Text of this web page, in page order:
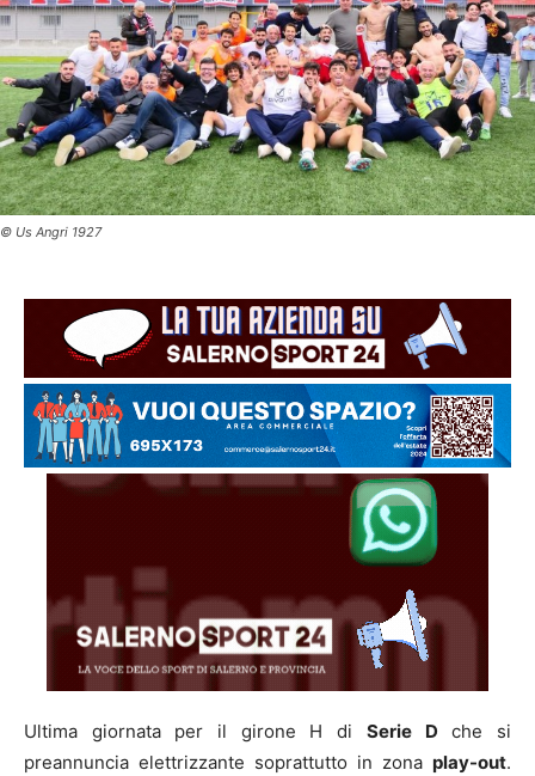
© Us Angri 1927
Ultima giornata per il girone H di Serie D che si
preannuncia elettrizzante soprattutto in zona play-out.